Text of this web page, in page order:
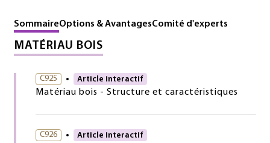
SommaireOptions & AvantagesComité d'experts
MATÉRIAU BOIS
C925 Article interactif
Matériau bois - Structure et caractéristiques
C926 Article interactif